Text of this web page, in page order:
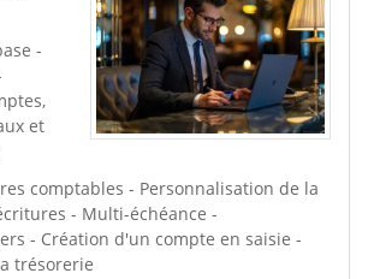
-
et
comptables - Personnalisation de la
- Multi-échéance -
- Création d'un compte en saisie -
trésorerie